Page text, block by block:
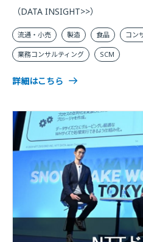
（DATA INSIGHT>>）
流通・小売 製造 食品 コン
業務コンサルティング SCM
詳細はこちら